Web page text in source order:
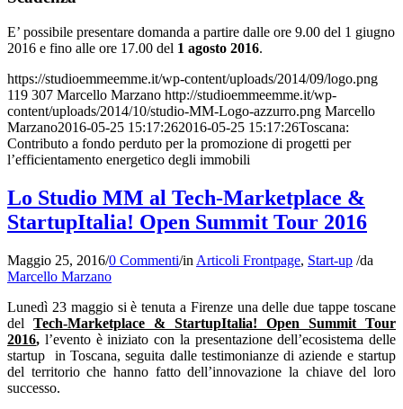
E’ possibile presentare domanda a partire dalle ore 9.00 del 1 giugno
2016 e fino alle ore 17.00 del 1 agosto 2016.
https://studioemmeemme.it/wp-content/uploads/2014/09/logo.png
119 307 Marcello Marzano http://studioemmeemme.it/wp-
content/uploads/2014/10/studio-MM-Logo-azzurro.png Marcello
Marzano2016-05-25 15:17:262016-05-25 15:17:26Toscana:
Contributo a fondo perduto per la promozione di progetti per
l’efficientamento energetico degli immobili
Lo Studio MM al Tech-Marketplace &
StartupItalia! Open Summit Tour 2016
Maggio 25, 2016/0 Commenti/in Articoli Frontpage, Start-up /da
Marcello Marzano
Lunedì 23 maggio si è tenuta a Firenze una delle due tappe toscane
del
Tech-Marketplace & StartupItalia! Open Summit Tour
2016, l’evento è iniziato con la presentazione dell’ecosistema delle
startup in Toscana, seguita dalle testimonianze di aziende e startup
del territorio che hanno fatto dell’innovazione la chiave del loro
successo.